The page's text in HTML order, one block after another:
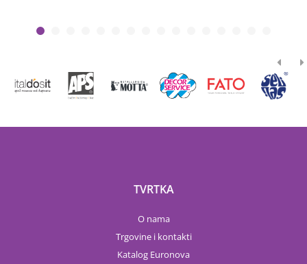
TVRTKA
O nama
Trgovine i kontakti
Katalog Euronova